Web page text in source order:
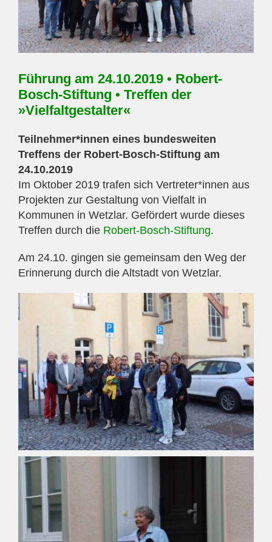
Führung am 24.10.2019 • Robert-
Bosch-Stiftung • Treffen der
»Vielfaltgestalter«
Teilnehmer*innen eines bundesweiten
Treffens der Robert-Bosch-Stiftung am
24.10.2019
Im Oktober 2019 trafen sich Vertreter*innen aus
Projekten zur Gestaltung von Vielfalt in
Kommunen in Wetzlar. Gefördert wurde dieses
Treffen durch die Robert-Bosch-Stiftung.
Am 24.10. gingen sie gemeinsam den Weg der
Erinnerung durch die Altstadt von Wetzlar.